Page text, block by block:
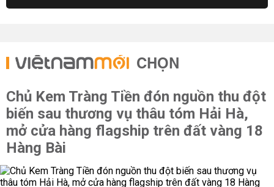
CHỌN
Chủ Kem Tràng Tiền đón nguồn thu đột
biến sau thương vụ thâu tóm Hải Hà,
mở cửa hàng flagship trên đất vàng 18
Hàng Bài